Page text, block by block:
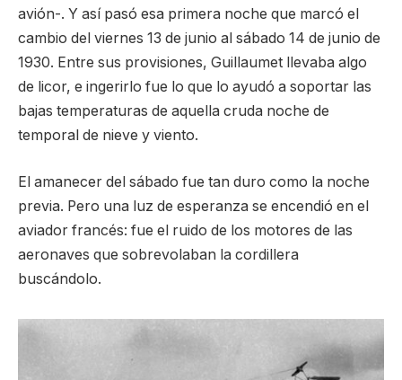
avión-. Y así pasó esa primera noche que marcó el
cambio del viernes 13 de junio al sábado 14 de junio de
1930. Entre sus provisiones, Guillaumet llevaba algo
de licor, e ingerirlo fue lo que lo ayudó a soportar las
bajas temperaturas de aquella cruda noche de
temporal de nieve y viento.
El amanecer del sábado fue tan duro como la noche
previa. Pero una luz de esperanza se encendió en el
aviador francés: fue el ruido de los motores de las
aeronaves que sobrevolaban la cordillera
buscándolo.